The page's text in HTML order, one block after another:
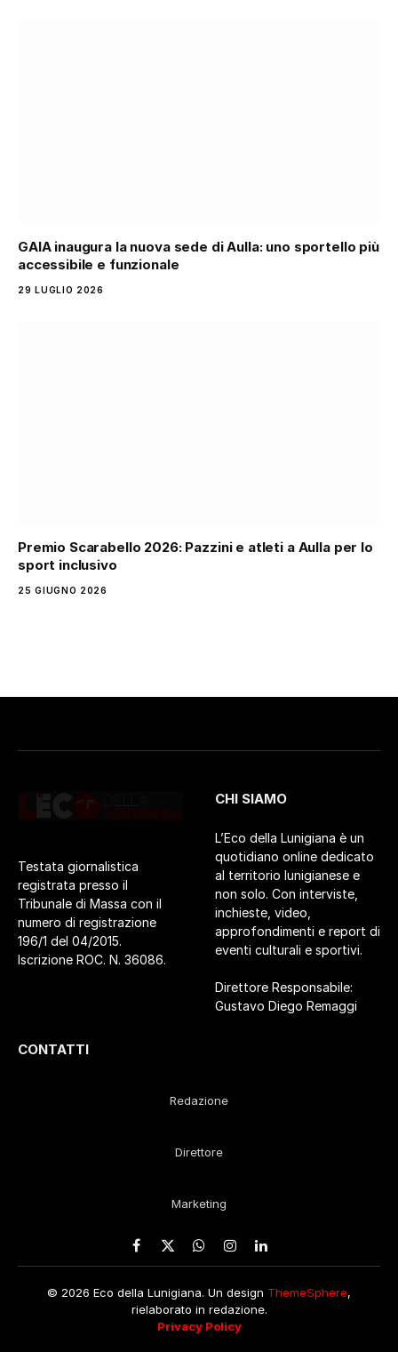
GAIA inaugura la nuova sede di Aulla: uno sportello più
accessibile e funzionale
29 LUGLIO 2026
Premio Scarabello 2026: Pazzini e atleti a Aulla per lo
sport inclusivo
25 GIUGNO 2026
Testata giornalistica
registrata presso il
Tribunale di Massa con il
numero di registrazione
196/1 del 04/2015.
Iscrizione ROC. N. 36086.
CHI SIAMO
L’Eco della Lunigiana è un
quotidiano online dedicato
al territorio lunigianese e
non solo. Con interviste,
inchieste, video,
approfondimenti e report di
eventi culturali e sportivi.
Direttore Responsabile:
Gustavo Diego Remaggi
CONTATTI
Redazione
Direttore
Marketing
Facebook
X
WhatsApp
Instagram
LinkedIn
© 2026 Eco della Lunigiana. Un design ThemeSphere,
rielaborato in redazione.
Privacy Policy